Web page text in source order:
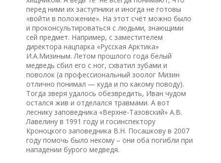
перед ними их заступники и иногда не готовы
«войти в положение». На этот счёт можно было
и проконсультироваться с людьми, знающими
сей предмет. Например, с заместителем
директора нацпарка «Русская Арктика»
И.А.Мизиным. Летом прошлого года белый
медведь сбил его с ног, схватил зубами и
поволок (а профессиональный зоолог Мизин
отлично понимал — куда и по какому поводу).
Тогда зверя удалось обезвредить, Иван чудом
остался жив и отделался травмами. А вот
леснику заповедника «Верхне-Тазовский» А.В.
Лавелину в 1991 году и госинспектору
Кроноцкого заповедника В.Н. Посашкову в 2007
году помочь было некому – они оба погибли при
нападении бурого медведя.